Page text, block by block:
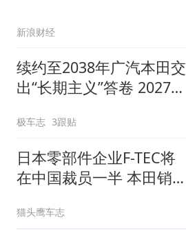
新浪财经
续约至2038年广汽本田交
出“长期主义”答卷 2027年
极车志 3跟贴
日本零部件企业F-TEC将
在中国裁员一半 本田销量
猫头鹰车志